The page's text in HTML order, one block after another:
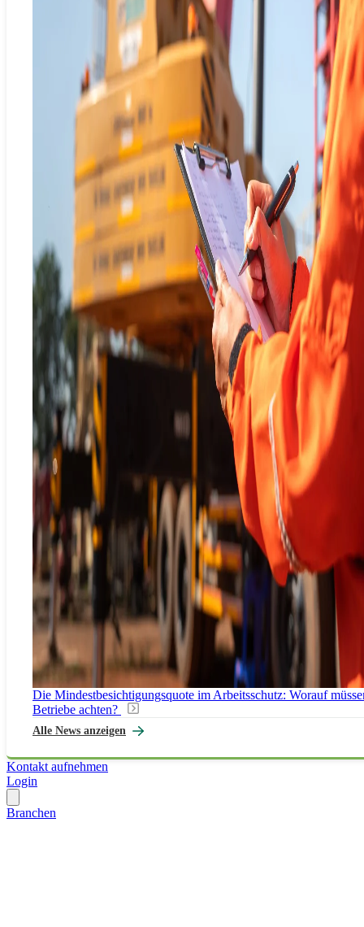
Die Mindestbesichtigungsquote im Arbeitsschutz: Worauf
Betriebe achten?
Alle News anzeigen
Kontakt aufnehmen
Login
Branchen